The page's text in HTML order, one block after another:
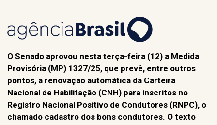
O Senado aprovou nesta terça-feira (12) a Medida
Provisória (MP) 1327/25, que prevê, entre outros
pontos, a renovação automática da Carteira
Nacional de Habilitação (CNH) para inscritos no
Registro Nacional Positivo de Condutores (RNPC), o
chamado cadastro dos bons condutores. O texto